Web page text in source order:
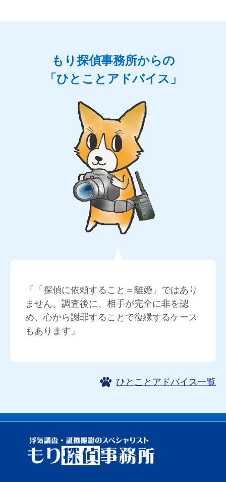
もり探偵事務所からの
「ひとことアドバイス」
「「探偵に依頼すること＝離婚」ではあり
ません。調査後に、相手が完全に非を認
め、心から謝罪することで復縁するケース
もあります」
ひとことアドバイス一覧